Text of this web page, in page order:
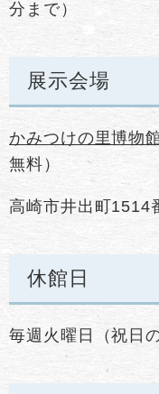
分まで）
展示会場
かみつけの里博物
無料）
高崎市井出町
休館日
毎週火曜日（祝日